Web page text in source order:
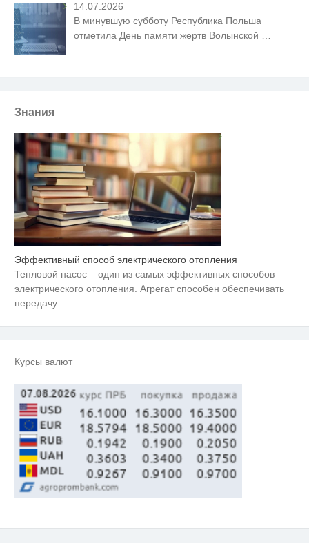
14.07.2026
В минувшую субботу Республика Польша
отметила День памяти жертв Волынской …
Знания
Эффективный способ электрического отопления
Тепловой насос – один из самых эффективных способов
электрического отопления. Агрегат способен обеспечивать
передачу …
Курсы валют
i
Этот танец невесты оставит вас
без слов! Пересмотрела 10 раз